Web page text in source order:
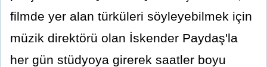
filmde yer alan türküleri söyleyebilmek için
müzik direktörü olan İskender Paydaş'la
her gün stüdyoya girerek saatler boyu